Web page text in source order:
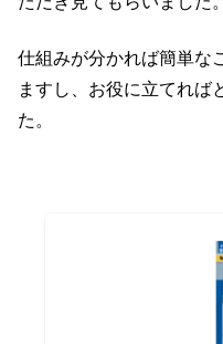
仕組みが分かれば簡単な
ますし、お役に立てれば
た。